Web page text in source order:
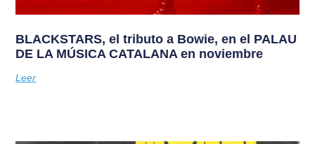
BLACKSTARS, el tributo a Bowie, en el PALAU
DE LA MÚSICA CATALANA en noviembre
Leer